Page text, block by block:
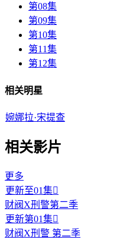
第08集
第09集
第10集
第11集
第12集
相关明星
婉娜拉·宋提查
相关影片
更多
更新至01集
财阀X刑警第二季
更新第01集
财阀X刑警 第二季